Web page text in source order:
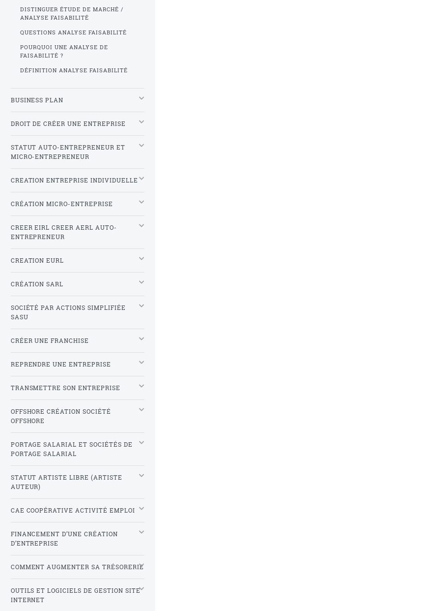
DISTINGUER ÉTUDE DE MARCHÉ /
ANALYSE FAISABILITÉ
QUESTIONS ANALYSE FAISABILITÉ
POURQUOI UNE ANALYSE DE
FAISABILITÉ ?
DÉFINITION ANALYSE FAISABILITÉ
BUSINESS PLAN
DROIT DE CRÉER UNE ENTREPRISE
STATUT AUTO-ENTREPRENEUR ET
MICRO-ENTREPRENEUR
CREATION ENTREPRISE INDIVIDUELLE
CRÉATION MICRO-ENTREPRISE
CREER EIRL CREER AERL AUTO-
ENTREPRENEUR
CREATION EURL
CRÉATION SARL
SOCIÉTÉ PAR ACTIONS SIMPLIFIÉE
SASU
CRÉER UNE FRANCHISE
REPRENDRE UNE ENTREPRISE
TRANSMETTRE SON ENTREPRISE
OFFSHORE CRÉATION SOCIÉTÉ
OFFSHORE
PORTAGE SALARIAL ET SOCIÉTÉS DE
PORTAGE SALARIAL
STATUT ARTISTE LIBRE (ARTISTE
AUTEUR)
CAE COOPÉRATIVE ACTIVITÉ EMPLOI
FINANCEMENT D’UNE CRÉATION
D’ENTREPRISE
COMMENT AUGMENTER SA TRÉSORERIE
OUTILS ET LOGICIELS DE GESTION SITE
INTERNET